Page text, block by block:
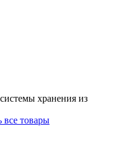
хранения из
все товары